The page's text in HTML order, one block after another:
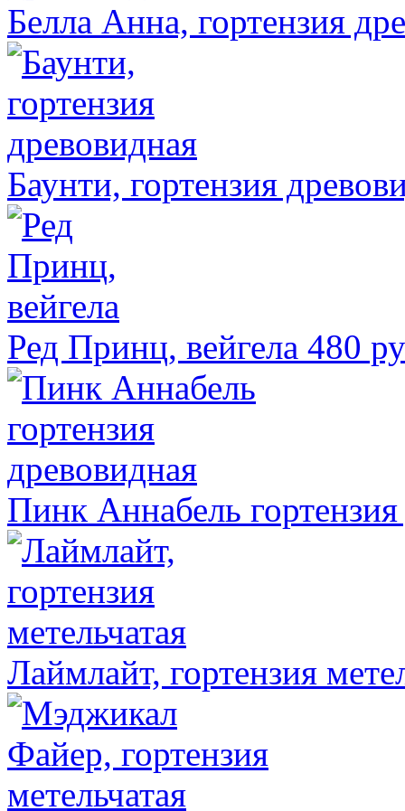
Белла Анна, гортензия
Баунти, гортензия
Ред Принц, вейгела 480
Пинк Аннабель
Лаймлайт, гортензия